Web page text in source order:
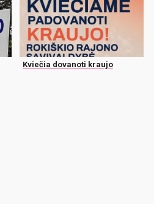
Kviečia dovanoti kraujo